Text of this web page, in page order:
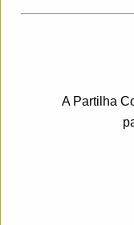
A Partilha